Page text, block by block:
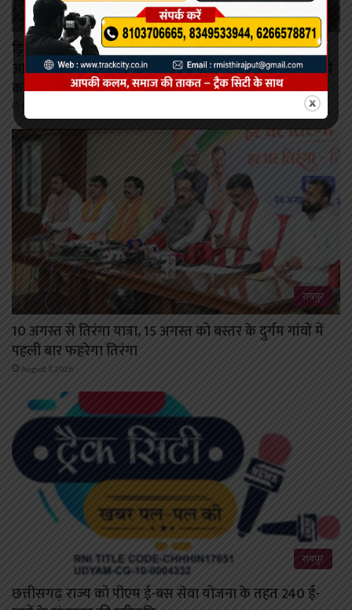
कोरबा
ड्रिप सिंचाई और मल्चिंग ने बदली महिला किसान की तकदीर,
आधुनिक तकनीक से टमाटर की खेती कर कमाया 10 लाख रुपये
का शुद्ध लाभ
रायपुर
10 अगस्त से तिरंगा यात्रा, 15 अगस्त को बस्तर के दुर्गम गांवों में
पहली बार फहरेगा तिरंगा
August 7, 2026
रायपुर
छत्तीसगढ़ राज्य को पीएम ई-बस सेवा योजना के तहत 240 ई-